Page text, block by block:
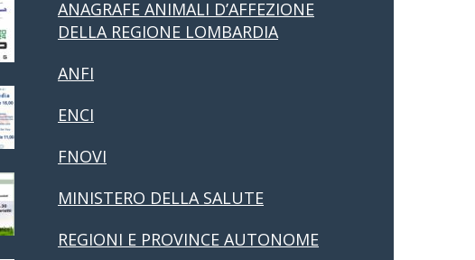
ANAGRAFE ANIMALI D’AFFEZIONE
DELLA REGIONE LOMBARDIA
ANFI
ENCI
FNOVI
MINISTERO DELLA SALUTE
REGIONI E PROVINCE AUTONOME